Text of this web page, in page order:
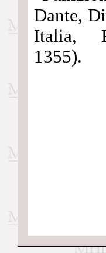
Dante,
Italia,
1355).